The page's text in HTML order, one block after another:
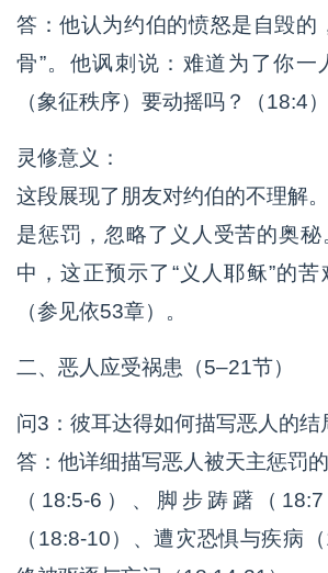
答：他认为约伯的愤怒是自毁的
骨”。他讽刺说：难道为了你一
（象征秩序）要动摇吗？（18:4）
灵修意义：
这段展现了朋友对约伯的不理解
是惩罚，忽略了义人受苦的奥
中，这正预示了“义人耶稣”的
（参见依53章）。
二、恶人应受祸患（5–21节）
问3：彼耳达得如何描写恶人的结
答：他详细描写恶人被天主惩罚
（18:5-6）、脚步踌躇（
（18:8-10）、遭灾恐惧与疾病